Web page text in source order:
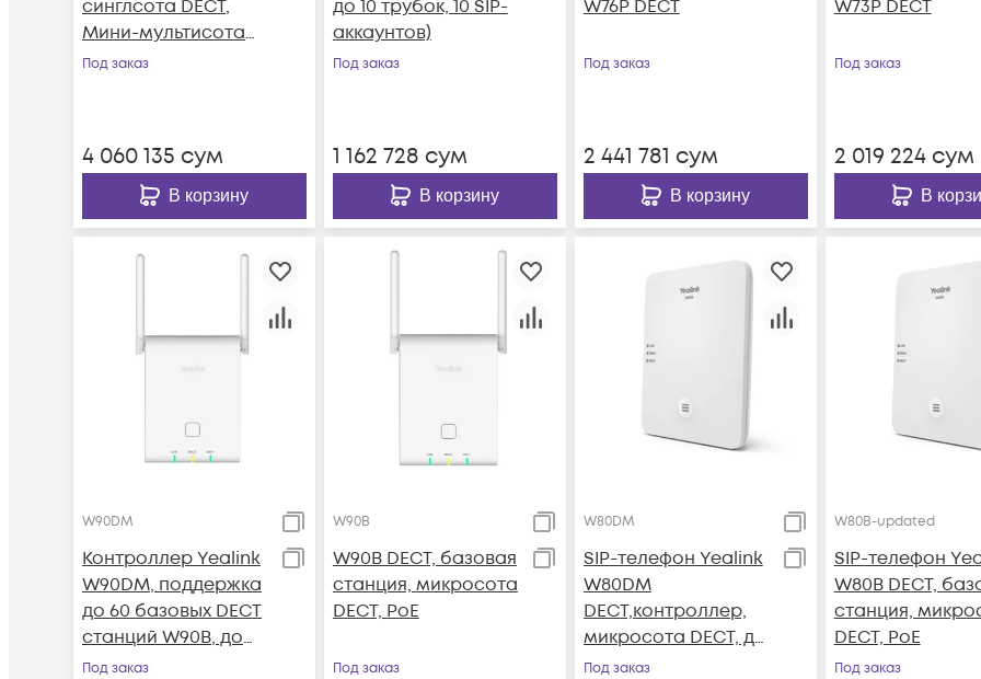
синглсота DECT,
Мини-мультисота
DECT (до 3 б/с), до
Под заказ
4 060 135 сум
В корзину
до 10 трубок, 10 SIP-
аккаунтов)
Под заказ
1 162 728 сум
В корзину
W76P DECT
Под заказ
2 441 781 сум
В корзину
W73P DECT
Под заказ
2 019 224сум
В
W90DM
Контроллер Yealink
W90DM, поддержка
до 60 базовых DECT
станций W90B, до
250 SIP-аккаунтов,
Под заказ
W90B
W90B DECT, базовая
станция, микросота
DECT, PoE
Под заказ
W80DM
SIP-телефон Yealink
W80DM
DECT,контроллер,
микросота DECT, до
30 базовых станций,
Под заказ
W80B-updated
SIP-телефон
W80B DECT,
станция,
DECT, PoE
Под заказ